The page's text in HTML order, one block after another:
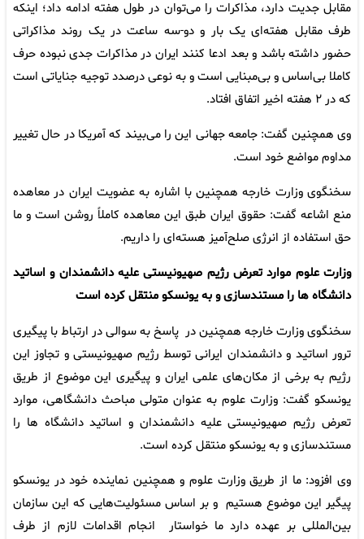
مقابل جدیت دارد، مذاکرات را می‌توان در طول هفته ادامه داد؛ اینکه
طرف مقابل هفته‌ای یک بار و دو-سه ساعت در یک روند مذاکراتی
حضور داشته باشد و بعد ادعا کنند ایران در مذاکرات جدی نبوده حرف
کاملا بی‌اساس و بی‌مبنایی است و به نوعی درصدد توجیه جنایاتی است
که در ۲ هفته اخیر اتفاق افتاد.
وی همچنین گفت: جامعه جهانی این را می‌بیند که آمریکا در حال تغییر
مداوم مواضع خود است.
سخنگوی وزارت خارجه همچنین با اشاره به عضویت ایران در معاهده
منع اشاعه گفت: حقوق ایران طبق این معاهده کاملاً روشن است و ما
حق استفاده از انرژی صلح‌آمیز هسته‌ای را داریم.
وزارت علوم موارد تعرض رژیم صهیونیستی علیه دانشمندان و اساتید
دانشگاه ها را مستندسازی و به یونسکو منتقل کرده است
سخنگوی وزارت خارجه همچنین در پاسخ به سوالی در ارتباط با پیگیری
ترور اساتید و دانشمندان ایرانی توسط رژیم صهیونیستی و تجاوز این
رژیم به برخی از مکان‌های علمی ایران و پیگیری این موضوع از طریق
یونسکو گفت: وزارت علوم به عنوان متولی مباحث دانشگاهی، موارد
تعرض رژیم صهیونیستی علیه دانشمندان و اساتید دانشگاه ها را
مستندسازی و به یونسکو منتقل کرده است.
وی افزود: ما از طریق وزارت علوم و همچنین نماینده خود در یونسکو
پیگیر این موضوع هستیم و بر اساس مسئولیت‌هایی که این سازمان
بین‌المللی بر عهده دارد ما خواستار انجام اقدامات لازم از طرف